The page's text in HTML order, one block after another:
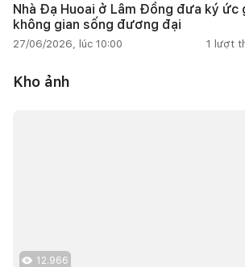
Nhà Đạ Huoai ở Lâm Đồng đưa ký ức
không gian sống đương đại
27/06/2026, lúc 10:00 1 lượt
Kho ảnh
12.966